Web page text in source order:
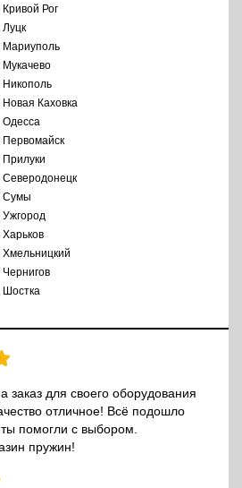
Кривой Рог
Луцк
Мариуполь
Мукачево
Никополь
Новая Каховка
Одесса
Первомайск
Прилуки
Северодонецк
Сумы
Ужгород
Харьков
Хмельницкий
Чернигов
Шостка
заказ для своего оборудования
отличное! Всё подошло
помогли с выбором.
пружин!